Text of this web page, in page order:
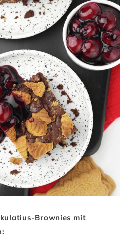
Brownies mit